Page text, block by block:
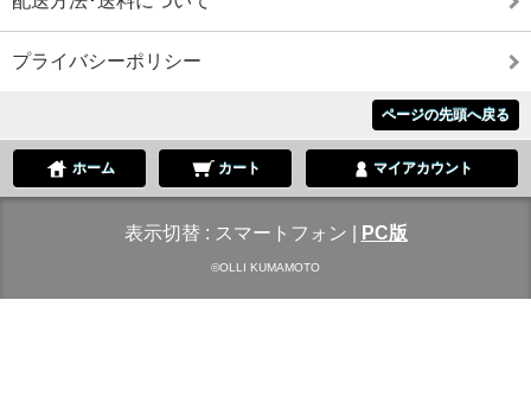
プライバシーポリシー
ページの先頭へ戻る
ホーム カート マイアカウント
表示切替 : スマートフォン PC版
©OLLI KUMAMOTO